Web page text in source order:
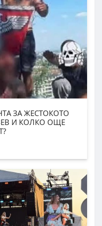
ЗА ЖЕСТОКОТО
И КОЛКО ОЩЕ